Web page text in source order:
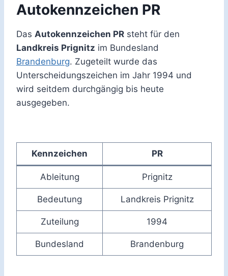
Autokennzeichen PR
Das Autokennzeichen PR steht für den
Landkreis Prignitz im Bundesland
Brandenburg. Zugeteilt wurde das
Unterscheidungszeichen im Jahr 1994 und
wird seitdem durchgängig bis heute
ausgegeben.
Kennzeichen PR
Ableitung Prignitz
Bedeutung Landkreis Prignitz
Zuteilung 1994
Bundesland Brandenburg